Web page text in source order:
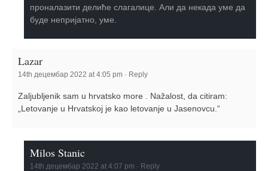
проналазити делиће слагалице. Али да некада уме да
буде непријатно, уме.
Lazar
14th децембар 2022 at 4:05 pm · Reply
Zaljubljenik sam u hrvatsko more . Nažalost, da citiram:
„Letovanje u Hrvatskoj je kao letovanje u Jasenovcu.“
Milos Stanic
14th децембар 2022 at 4:07 pm · Reply